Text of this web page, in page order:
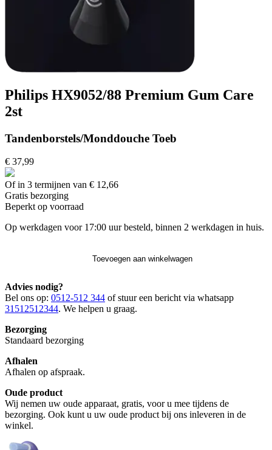
Philips HX9052/88 Premium Gum Care
2st
Tandenborstels/Monddouche Toeb
€ 37,99
Of in 3 termijnen van € 12,66
Gratis bezorging
Beperkt op voorraad
Op werkdagen voor 17:00 uur besteld, binnen 2 werkdagen in huis.
Toevoegen aan winkelwagen
Advies nodig?
Bel ons op: 0512-512 344 of stuur een bericht via whatsapp
31512512344. We helpen u graag.
Bezorging
Standaard bezorging
Afhalen
Afhalen op afspraak.
Oude product
Wij nemen uw oude apparaat, gratis, voor u mee tijdens de
bezorging. Ook kunt u uw oude product bij ons inleveren in de
winkel.